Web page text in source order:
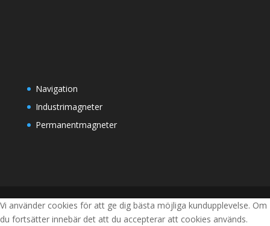
Navigation
Industrimagneter
Permanentmagneter
Vi använder cookies för att ge dig bästa möjliga kundupplevelse. Om
du fortsätter innebär det att du accepterar att cookies används.